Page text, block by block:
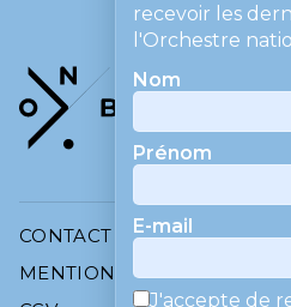
CONTACT
MENTIONS LÉGALES
recevoir les
l'Orchestre
Nom
Prénom
E-mail
J'accepte de